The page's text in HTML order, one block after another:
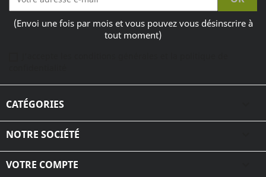
(Envoi une fois par mois et vous pouvez vous désinscrire à
tout moment)
CATÉGORIES
NOTRE SOCIÉTÉ
VOTRE COMPTE